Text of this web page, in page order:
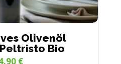
Olivenöl
Bio
€